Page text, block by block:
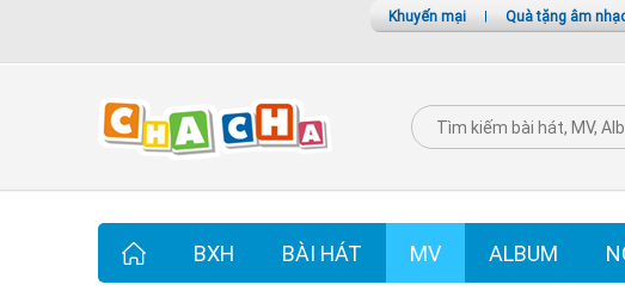
Khuyến mại | Quà tặng âm
BXH BÀI HÁT MV ALBUM